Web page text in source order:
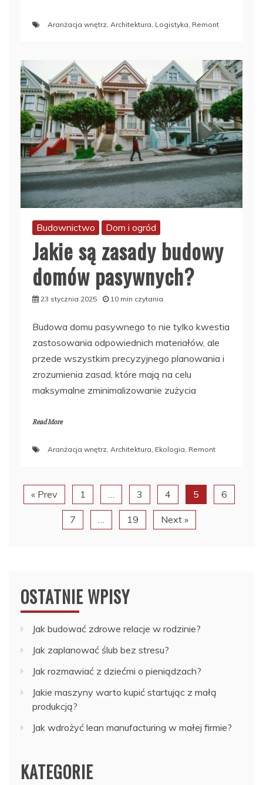
Aranżacja wnętrz, Architektura, Logistyka, Remont
Budownictwo Dom i ogród
Jakie są zasady budowy
domów pasywnych?
23 stycznia 2025 10 min czytania
Budowa domu pasywnego to nie tylko kwestia
zastosowania odpowiednich materiałów, ale
przede wszystkim precyzyjnego planowania i
zrozumienia zasad, które mają na celu
maksymalne zminimalizowanie zużycia
Read More
Aranżacja wnętrz, Architektura, Ekologia, Remont
« Prev 1 … 3 4 5 6
7 … 19 Next »
OSTATNIE WPISY
Jak budować zdrowe relacje w rodzinie?
Jak zaplanować ślub bez stresu?
Jak rozmawiać z dziećmi o pieniądzach?
Jakie maszyny warto kupić startując z małą
produkcją?
Jak wdrożyć lean manufacturing w małej firmie?
KATEGORIE